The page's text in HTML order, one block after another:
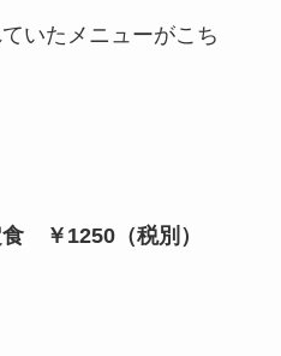
いたメニューがこち
￥1250（税別）